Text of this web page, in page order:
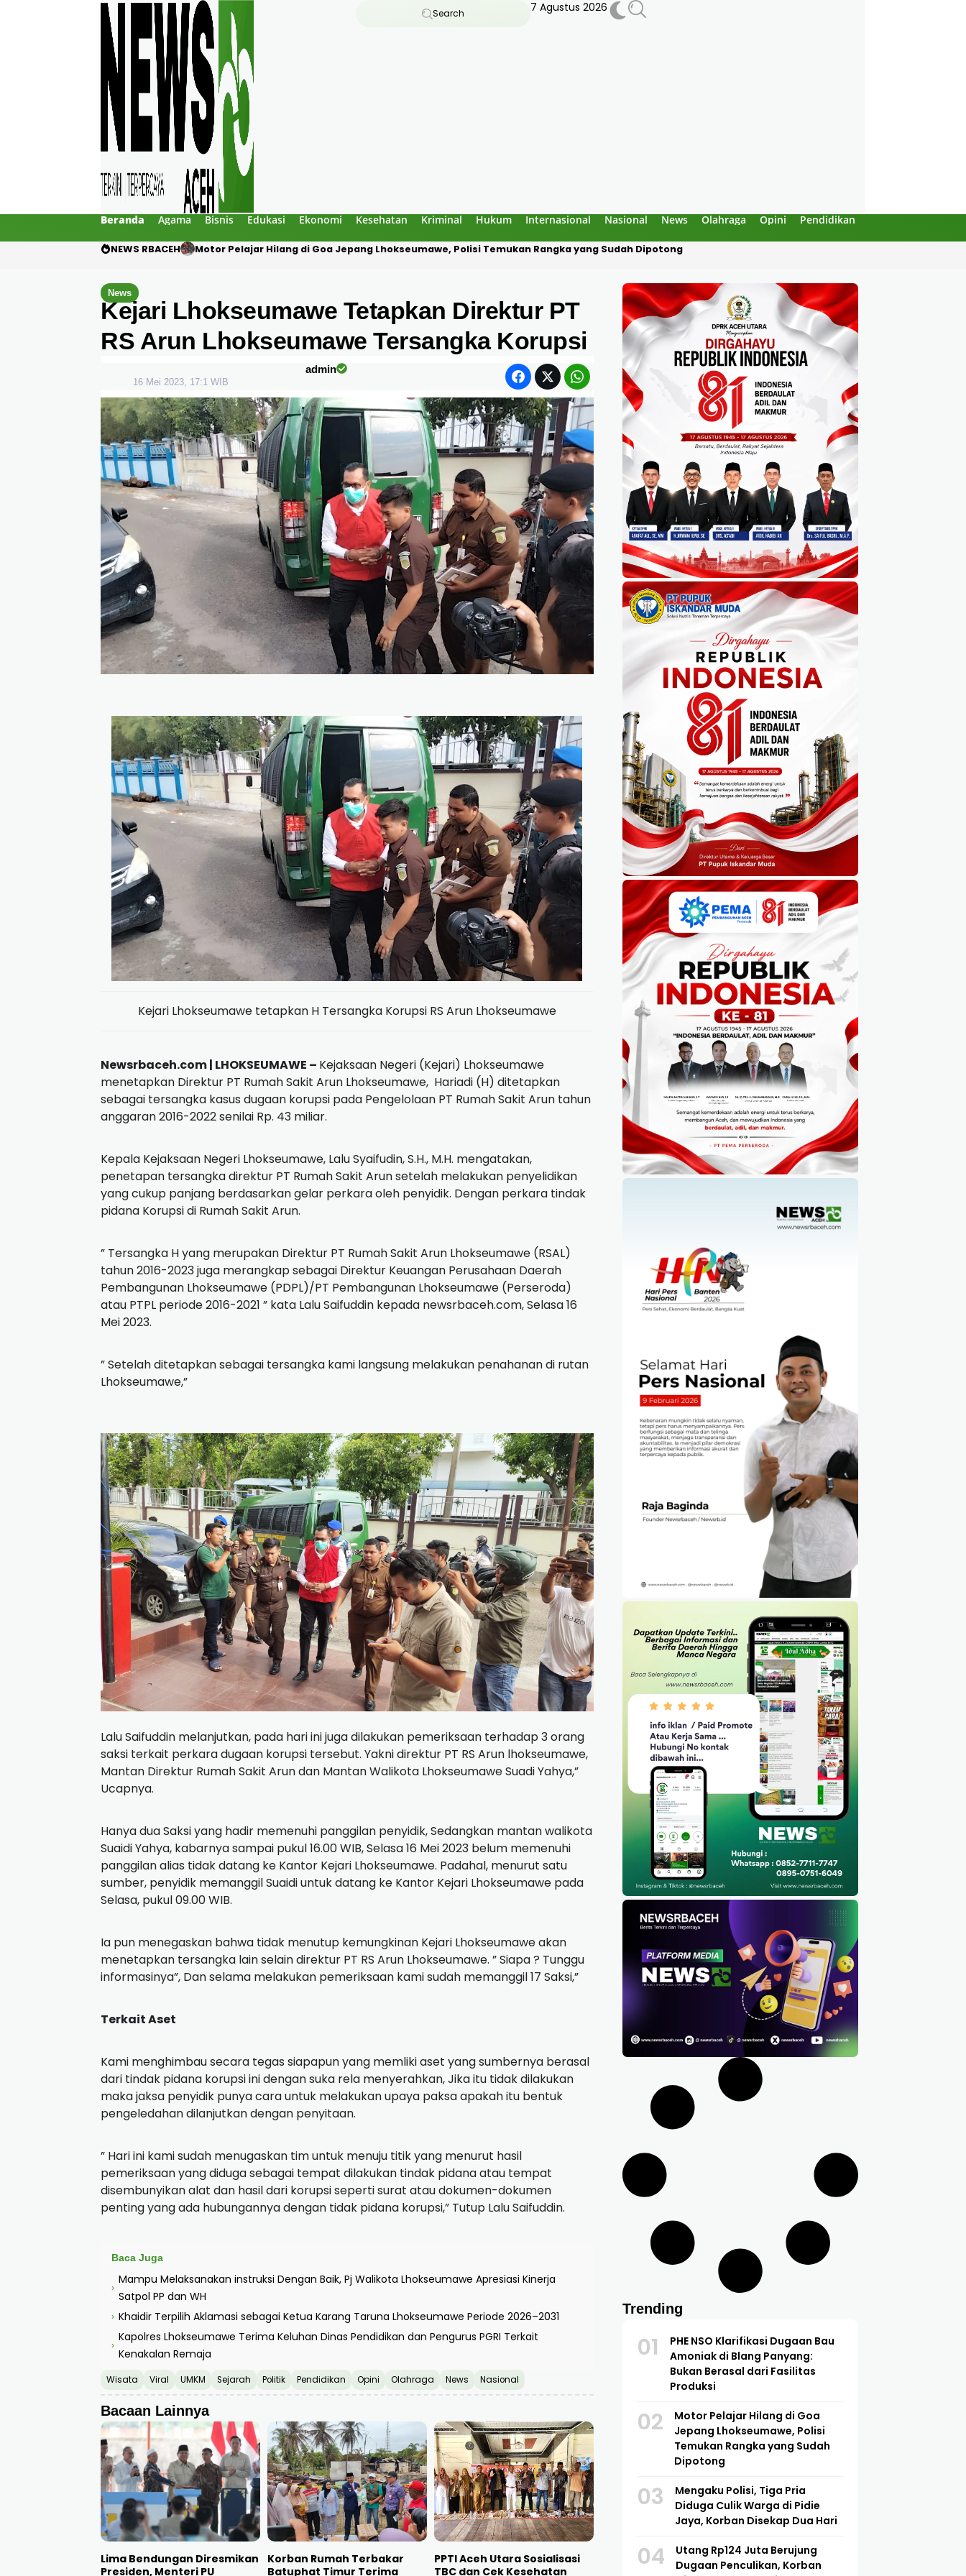
Search 7 Agustus 2026
Beranda Agama Bisnis Edukasi Ekonomi Kesehatan Kriminal Hukum Internasional Nasional News Olahraga Opini Pendidikan
NEWS RBACEH Mengaku Polisi, Tiga Pria Diduga Culik Warga di Pidie Jaya, Korban Disekap Dua Hari
News
Kejari Lhokseumawe Tetapkan Direktur PT
RS Arun Lhokseumawe Tersangka Korupsi
admin
16 Mei 2023, 17:1 WIB
Kejari Lhokseumawe tetapkan H Tersangka Korupsi RS Arun Lhokseumawe
Newsrbaceh.com | LHOKSEUMAWE – Kejaksaan Negeri (Kejari) Lhokseumawe
menetapkan Direktur PT Rumah Sakit Arun Lhokseumawe, Hariadi (H) ditetapkan
sebagai tersangka kasus dugaan korupsi pada Pengelolaan PT Rumah Sakit Arun tahun
anggaran 2016-2022 senilai Rp. 43 miliar.
Kepala Kejaksaan Negeri Lhokseumawe, Lalu Syaifudin, S.H., M.H. mengatakan,
penetapan tersangka direktur PT Rumah Sakit Arun setelah melakukan penyelidikan
yang cukup panjang berdasarkan gelar perkara oleh penyidik. Dengan perkara tindak
pidana Korupsi di Rumah Sakit Arun.
” Tersangka H yang merupakan Direktur PT Rumah Sakit Arun Lhokseumawe (RSAL)
tahun 2016-2023 juga merangkap sebagai Direktur Keuangan Perusahaan Daerah
Pembangunan Lhokseumawe (PDPL)/PT Pembangunan Lhokseumawe (Perseroda)
atau PTPL periode 2016-2021 ” kata Lalu Saifuddin kepada newsrbaceh.com, Selasa 16
Mei 2023.
” Setelah ditetapkan sebagai tersangka kami langsung melakukan penahanan di rutan
Lhokseumawe,”
Lalu Saifuddin melanjutkan, pada hari ini juga dilakukan pemeriksaan terhadap 3 orang
saksi terkait perkara dugaan korupsi tersebut. Yakni direktur PT RS Arun lhokseumawe,
Mantan Direktur Rumah Sakit Arun dan Mantan Walikota Lhokseumawe Suadi Yahya,”
Ucapnya.
Hanya dua Saksi yang hadir memenuhi panggilan penyidik, Sedangkan mantan walikota
Suaidi Yahya, kabarnya sampai pukul 16.00 WIB, Selasa 16 Mei 2023 belum memenuhi
panggilan alias tidak datang ke Kantor Kejari Lhokseumawe. Padahal, menurut satu
sumber, penyidik memanggil Suaidi untuk datang ke Kantor Kejari Lhokseumawe pada
Selasa, pukul 09.00 WIB.
Ia pun menegaskan bahwa tidak menutup kemungkinan Kejari Lhokseumawe akan
menetapkan tersangka lain selain direktur PT RS Arun Lhokseumawe. ” Siapa ? Tunggu
informasinya”, Dan selama melakukan pemeriksaan kami sudah memanggil 17 Saksi,”
Terkait Aset
Kami menghimbau secara tegas siapapun yang memliki aset yang sumbernya berasal
dari tindak pidana korupsi ini dengan suka rela menyerahkan, Jika itu tidak dilakukan
maka jaksa penyidik punya cara untuk melakukan upaya paksa apakah itu bentuk
pengeledahan dilanjutkan dengan penyitaan.
” Hari ini kami sudah menugaskan tim untuk menuju titik yang menurut hasil
pemeriksaan yang diduga sebagai tempat dilakukan tindak pidana atau tempat
disembunyikan alat dan hasil dari korupsi seperti surat atau dokumen-dokumen
penting yang ada hubungannya dengan tidak pidana korupsi,” Tutup Lalu Saifuddin.
Baca Juga
›
Mampu Melaksanakan instruksi Dengan Baik, Pj Walikota Lhokseumawe Apresiasi Kinerja
Satpol PP dan WH
› Khaidir Terpilih Aklamasi sebagai Ketua Karang Taruna Lhokseumawe Periode 2026–2031
›
Kapolres Lhokseumawe Terima Keluhan Dinas Pendidikan dan Pengurus PGRI Terkait
Kenakalan Remaja
Wisata Viral UMKM Sejarah Politik Pendidikan Opini Olahraga News Nasional
Bacaan Lainnya
Lima Bendungan Diresmikan
Presiden, Menteri PU
Korban Rumah Terbakar
Batuphat Timur Terima
PPTI Aceh Utara Sosialisasi
TBC dan Cek Kesehatan
Trending
01
PHE NSO Klarifikasi Dugaan Bau
Amoniak di Blang Panyang:
Bukan Berasal dari Fasilitas
Produksi
02
Motor Pelajar Hilang di Goa
Jepang Lhokseumawe, Polisi
Temukan Rangka yang Sudah
Dipotong
03
Mengaku Polisi, Tiga Pria
Diduga Culik Warga di Pidie
Jaya, Korban Disekap Dua Hari
04
Utang Rp124 Juta Berujung
Dugaan Penculikan, Korban